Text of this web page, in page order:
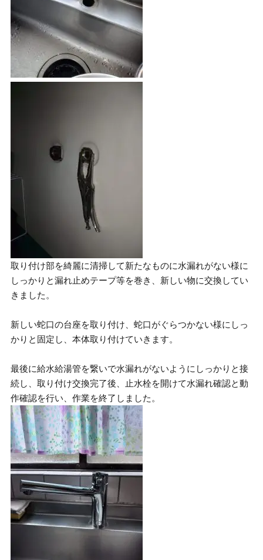
取り付け部を綺麗に清掃して新たなものに水漏れがない様に
しっかりと漏れ止めテープ等を巻き、新しい物に交換してい
きました。
新しい蛇口の台座を取り付け、蛇口がぐらつかない様にしっ
かりと固定し、本体取り付けていきます。
最後に給水給湯管を繋いで水漏れがないようにしっかりと接
続し、取り付け交換完了後、止水栓を開けて水漏れ確認と動
作確認を行い、作業を終了しました。